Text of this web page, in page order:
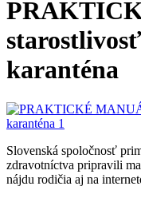
karanténa
Slovenská spoločnosť
zdravotníctva pripravili
nájdu rodičia aj na